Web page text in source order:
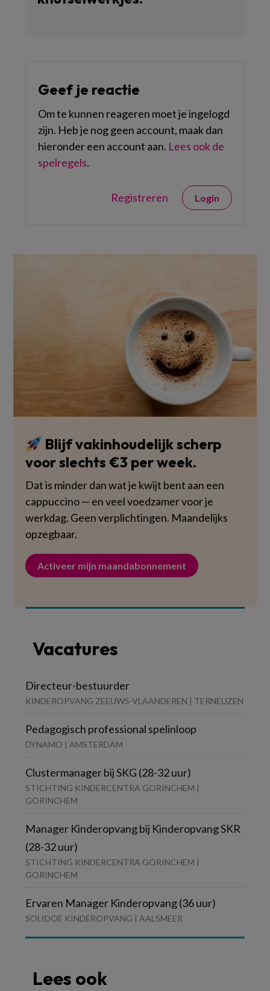
Geef je reactie
Om te kunnen reageren moet je ingelogd
zijn. Heb je nog geen account, maak dan
hieronder een account aan. Lees ook de
spelregels.
Registreren Login
Blijf vakinhoudelijk scherp
voor slechts €3 per week.
Dat is minder dan wat je kwijt bent aan een
cappuccino — en veel voedzamer voor je
werkdag. Geen verplichtingen. Maandelijks
opzegbaar.
Activeer mijn maandabonnement
Vacatures
Directeur-bestuurder
KINDEROPVANG ZEEUWS-VLAANDEREN | TERNEUZEN
Pedagogisch professional spelinloop
DYNAMO | AMSTERDAM
Clustermanager bij SKG (28-32 uur)
STICHTING KINDERCENTRA GORINCHEM |
GORINCHEM
Manager Kinderopvang bij Kinderopvang SKR
(28-32 uur)
STICHTING KINDERCENTRA GORINCHEM |
GORINCHEM
Ervaren Manager Kinderopvang (36 uur)
SOLIDOE KINDEROPVANG | AALSMEER
Lees ook